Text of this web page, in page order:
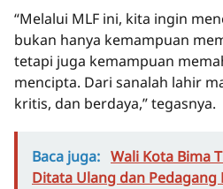
“Melalui MLF ini, kita ingin
bukan hanya kemampuan
tetapi juga kemampuan
mencipta. Dari sanalah lahir
kritis, dan berdaya,” tegasnya.
Baca juga: Wali Kota Bima
Ditata Ulang dan Pedagang